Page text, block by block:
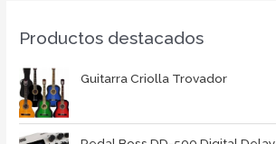
Productos destacados
Guitarra Criolla Trovador